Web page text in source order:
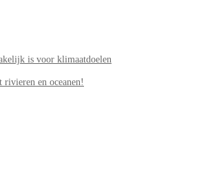
is voor klimaatdoelen
en oceanen!